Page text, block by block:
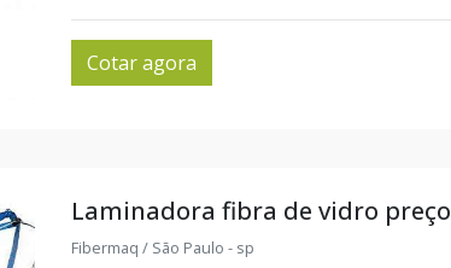
Cotar agora
Laminadora fibra de vidro preço
Fibermaq / São Paulo - sp